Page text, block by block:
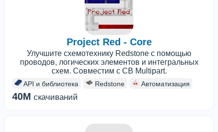
Project Red - Core
Улучшите схемотехнику Redstone с помощью
проводов, логических элементов и интегральных
схем. Совместим с CB Multipart.
API и библиотека Redstone Автоматизация
40M скачиваний